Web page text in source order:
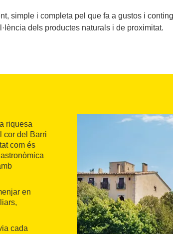
simple i completa pel que fa a gustos i
dels productes naturals i de proximitat.
riquesa
cor del Barri
com és
en
cada